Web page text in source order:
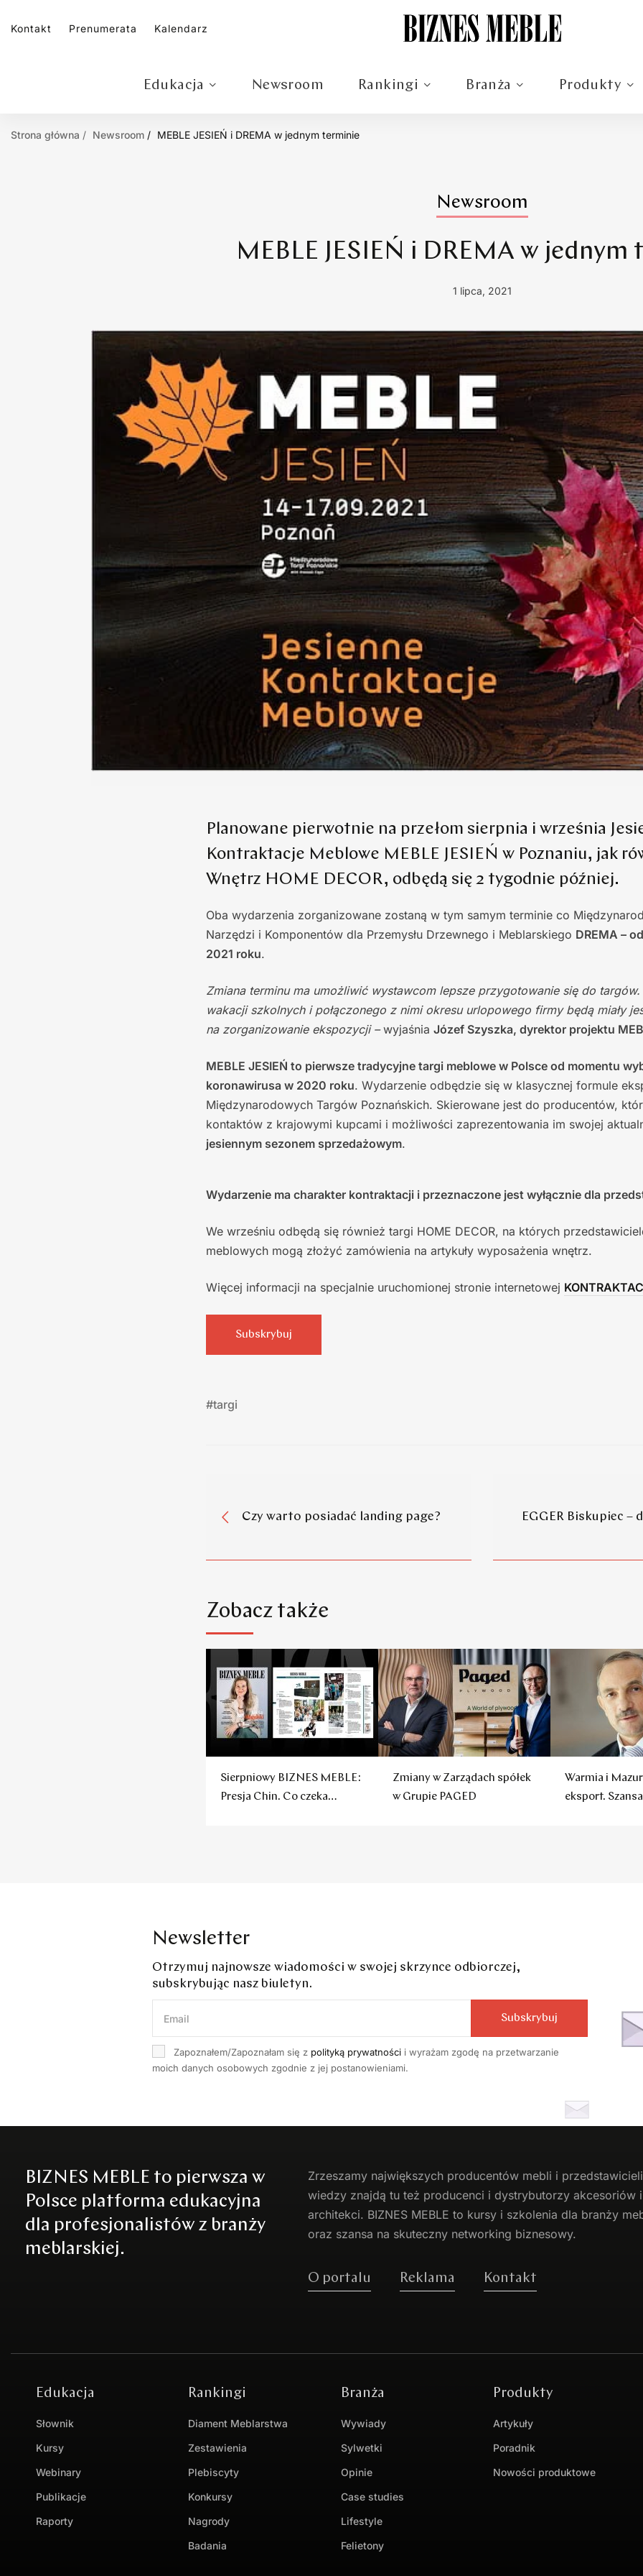
Kontakt Prenumerata Kalendarz
Edukacja Newsroom Rankingi Branża Produkty
Strona główna Newsroom MEBLE JESIEŃ i DREMA w jednym terminie
Newsroom
MEBLE JESIEŃ i DREMA w jednym
1 lipca, 2021
Planowane pierwotnie na przełom sierpnia i września
Kontraktacje Meblowe MEBLE JESIEŃ w Poznaniu, jak
Wnętrz HOME DECOR, odbędą się 2 tygodnie później.
Oba wydarzenia zorganizowane zostaną w tym samym terminie co
Narzędzi i Komponentów dla Przemysłu Drzewnego i Meblarskiego DREMA –
2021 roku.
Zmiana terminu ma umożliwić wystawcom lepsze przygotowanie się do
wakacji szkolnych i połączonego z nimi okresu urlopowego firmy będą miały
na zorganizowanie ekspozycji –wyjaśnia Józef Szyszka, dyrektor projektu
MEBLE JESIEŃ to pierwsze tradycyjne targi meblowe w Polsce od momentu
koronawirusa w 2020 roku. Wydarzenie odbędzie się w klasycznej formule
Międzynarodowych Targów Poznańskich. Skierowane jest do producentów,
kontaktów z krajowymi kupcami i możliwości zaprezentowania im swojej
jesiennym sezonem sprzedażowym.
Wydarzenie ma charakter kontraktacji i przeznaczone jest wyłącznie dla
We wrześniu odbędą się również targi HOME DECOR, na których
meblowych mogą złożyć zamówienia na artykuły wyposażenia wnętrz.
Więcej informacji na specjalnie uruchomionej stronie internetowej
Subskrybuj
#targi
Czy warto posiadać landing page? EGGER Biskupiec –
Zobacz także
Sierpniowy BIZNES MEBLE:
Presja Chin. Co czeka
Zmiany w Zarządach spółek
w Grupie PAGED
Warmia i
eksport.
Newsletter
Otrzymuj najnowsze wiadomości w swojej skrzynce odbiorczej,
subskrybując nasz biuletyn.
Zapoznałem/Zapoznałam się z polityką prywatnościi wyrażam zgodę na przetwarzanie
moich danych osobowych zgodnie z jej postanowieniami.
Subskrybuj
BIZNES MEBLE to pierwsza w
Polsce platforma edukacyjna
dla profesjonalistów z branży
meblarskiej.
Zrzeszamy największych producentów mebli i
wiedzy znajdą tu też producenci i dystrybutorzy
architekci. BIZNES MEBLE to kursy i szkolenia dla branży
oraz szansa na skuteczny networking biznesowy.
O portalu Reklama Kontakt
Edukacja
Słownik
Kursy
Webinary
Publikacje
Raporty
Rankingi
Diament Meblarstwa
Zestawienia
Plebiscyty
Konkursy
Nagrody
Badania
Branża
Wywiady
Sylwetki
Opinie
Case studies
Lifestyle
Felietony
Produkty
Artykuły
Poradnik
Nowości produktowe